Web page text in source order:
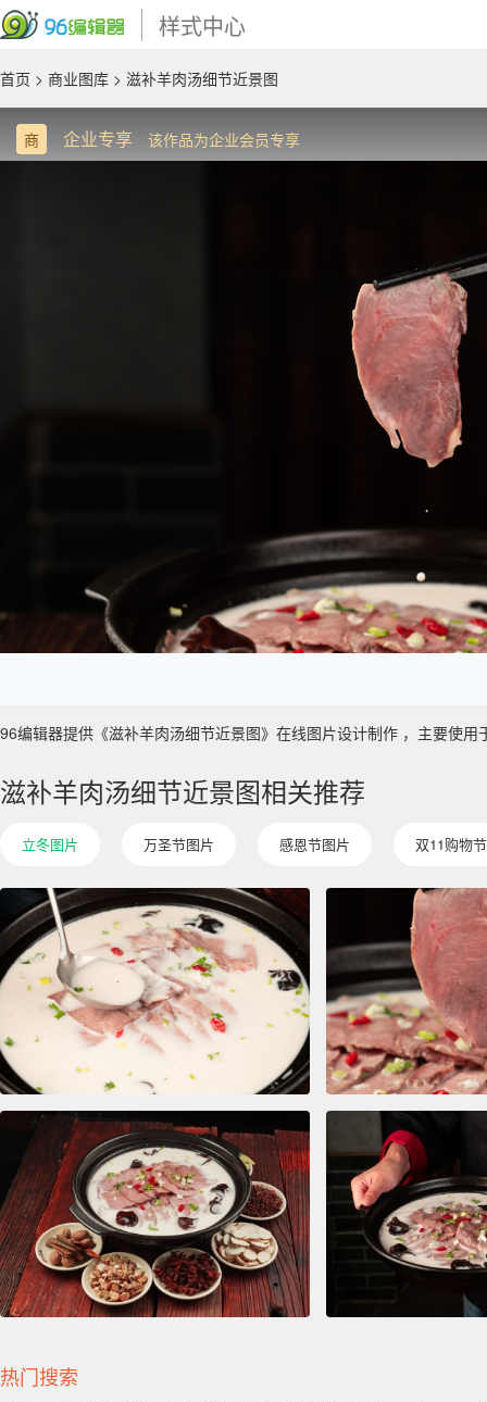
样式中心
首页 > 商业图库 > 滋补羊肉汤细节近景图
商 企业专享 该作品为企业会员专享
96编辑器提供《滋补羊肉汤细节近景图》在线图片设计制作 ，主要使
滋补羊肉汤细节近景图相关推荐
立冬图片 万圣节图片 感恩节图片 双11购物
热门搜索